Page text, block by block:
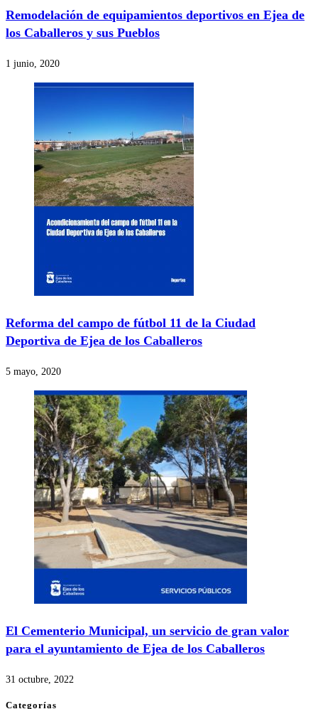
Remodelación de equipamientos deportivos en Ejea de
los Caballeros y sus Pueblos
1 junio, 2020
Reforma del campo de fútbol 11 de la Ciudad
Deportiva de Ejea de los Caballeros
5 mayo, 2020
El Cementerio Municipal, un servicio de gran valor
para el ayuntamiento de Ejea de los Caballeros
31 octubre, 2022
Categorías